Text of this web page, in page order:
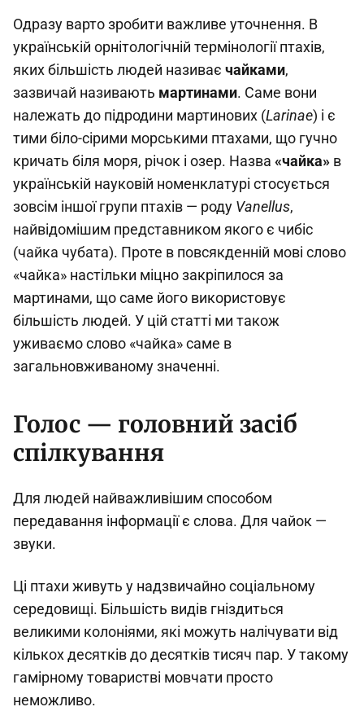
Одразу варто зробити важливе уточнення. В
українській орнітологічній термінології птахів,
яких більшість людей називає чайками,
зазвичай називають мартинами. Саме вони
належать до підродини мартинових (Larinae) і є
тими біло-сірими морськими птахами, що гучно
кричать біля моря, річок і озер. Назва «чайка» в
українській науковій номенклатурі стосується
зовсім іншої групи птахів — роду Vanellus,
найвідомішим представником якого є чибіс
(чайка чубата). Проте в повсякденній мові слово
«чайка» настільки міцно закріпилося за
мартинами, що саме його використовує
більшість людей. У цій статті ми також
уживаємо слово «чайка» саме в
загальновживаному значенні.
Голос — головний засіб
спілкування
Для людей найважливішим способом
передавання інформації є слова. Для чайок —
звуки.
Ці птахи живуть у надзвичайно соціальному
середовищі. Більшість видів гніздиться
великими колоніями, які можуть налічувати від
кількох десятків до десятків тисяч пар. У такому
гамірному товаристві мовчати просто
неможливо.